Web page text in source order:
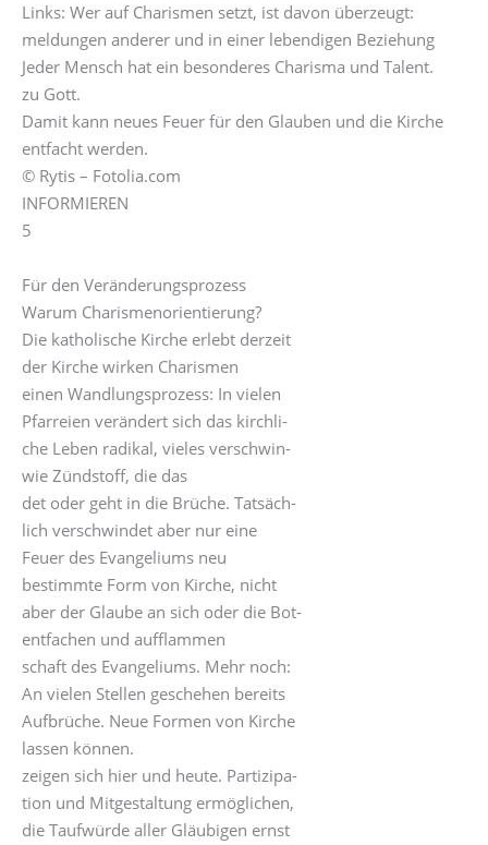
Links: Wer auf Charismen setzt, ist davon überzeugt:
meldungen anderer und in einer lebendigen Beziehung
Jeder Mensch hat ein besonderes Charisma und Talent.
zu Gott.
Damit kann neues Feuer für den Glauben und die Kirche
entfacht werden.
© Rytis – Fotolia.com
INFORMIEREN
5
Für den Veränderungsprozess
Warum Charismenorientierung?
Die katholische Kirche erlebt derzeit
der Kirche wirken Charismen
einen Wandlungsprozess: In vielen
Pfarreien verändert sich das kirchli-
che Leben radikal, vieles verschwin-
wie Zündstoff, die das
det oder geht in die Brüche. Tatsäch-
lich verschwindet aber nur eine
Feuer des Evangeliums neu
bestimmte Form von Kirche, nicht
aber der Glaube an sich oder die Bot-
entfachen und aufflammen
schaft des Evangeliums. Mehr noch:
An vielen Stellen geschehen bereits
Aufbrüche. Neue Formen von Kirche
lassen können.
zeigen sich hier und heute. Partizipa-
tion und Mitgestaltung ermöglichen,
die Taufwürde aller Gläubigen ernst